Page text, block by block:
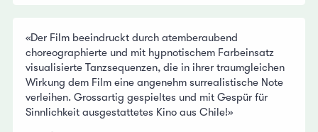
«Der Film beeindruckt durch atemberaubend
choreographierte und mit hypnotischem Farbeinsatz
visualisierte Tanzsequenzen, die in ihrer traumgleichen
Wirkung dem Film eine angenehm surrealistische Note
verleihen. Grossartig gespieltes und mit Gespür für
Sinnlichkeit ausgestattetes Kino aus Chile!»